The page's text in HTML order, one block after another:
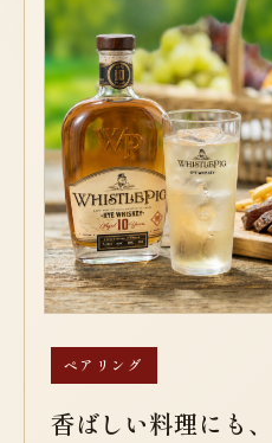
ペアリング
香ばしい料理にも、